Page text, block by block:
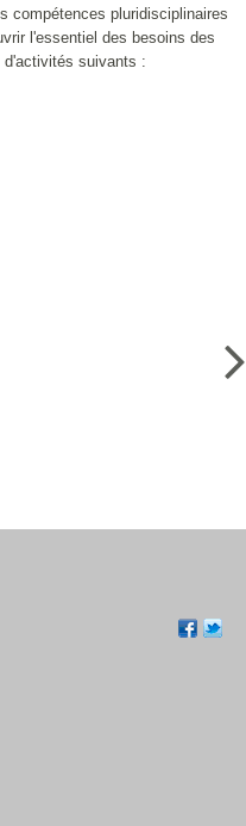
compétences pluridisciplinaires
l'essentiel des besoins des
suivants :